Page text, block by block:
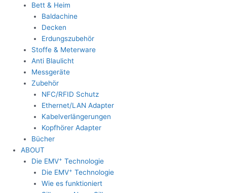
Bett & Heim
Baldachine
Decken
Erdungszubehör
Stoffe & Meterware
Anti Blaulicht
Messgeräte
Zubehör
NFC/RFID Schutz
Ethernet/LAN Adapter
Kabelverlängerungen
Kopfhörer Adapter
Bücher
ABOUT
Die EMV+ Technologie
Die EMV+ Technologie
Wie es funktioniert